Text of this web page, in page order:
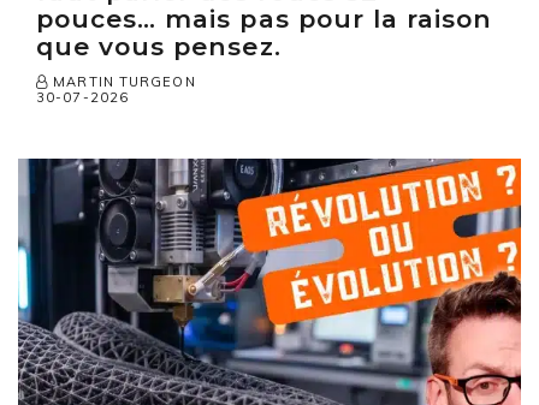
pouces… mais pas pour la raison
que vous pensez.
MARTIN TURGEON
30-07-2026